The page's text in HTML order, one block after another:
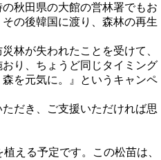
秋田県の大館の営林署でもお
の後韓国に渡り、森林の再生
林が失われたことを受けて、
り、ちょうど同じタイミング
を元気に。』というキャンペ
だき、ご支援いただければ思
える予定です。この松苗は、